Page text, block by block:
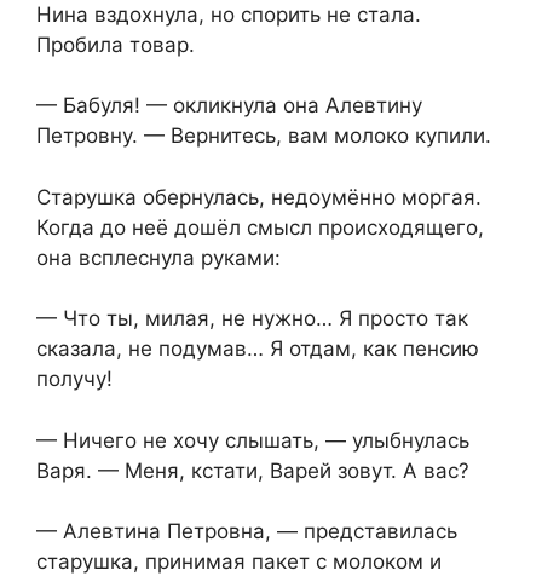
Нина вздохнула, но спорить не стала.
Пробила товар.
— Бабуля! — окликнула она Алевтину
Петровну. — Вернитесь, вам молоко купили.
Старушка обернулась, недоумённо моргая.
Когда до неё дошёл смысл происходящего,
она всплеснула руками:
— Что ты, милая, не нужно… Я просто так
сказала, не подумав… Я отдам, как пенсию
получу!
— Ничего не хочу слышать, — улыбнулась
Варя. — Меня, кстати, Варей зовут. А вас?
— Алевтина Петровна, — представилась
старушка, принимая пакет с молоком и